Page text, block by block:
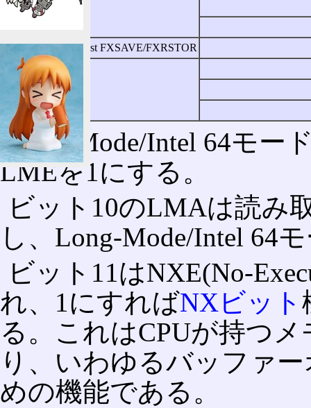
12
Reserved
14 FFXSR Fast FXSAVE/FXRSTOR
15
Reserved
〜
63
Long-Mode/Intel 64モー
LMEを1にする。
ビット10のLMAは読み
し、Long-Mode/Intel 64
ビット11はNXE(No-
れ、1にすればNXビット
る。これはCPUが持つ
り、いわゆるバッファ
めの機能である。